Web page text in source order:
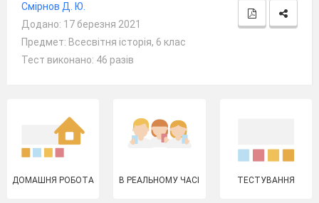
Смірнов Д. Ю.
Додано: 17 березня 2021
Предмет: Всесвітня історія, 6 клас
Тест виконано: 46 разів
ДОМАШНЯ РОБОТА В РЕАЛЬНОМУ ЧАСІ ТЕСТУВАННЯ